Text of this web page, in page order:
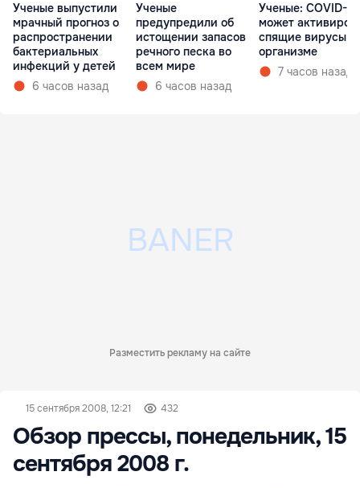
Ученые выпустили
мрачный прогноз о
распространении
бактериальных
инфекций у детей
6 часов назад
Ученые
предупредили об
истощении запасов
речного песка во
всем мире
6 часов назад
Ученые: COVID-19
может
спящие вирусы в
организме
7 часов назад
Разместить рекламу на сайте
15 сентября 2008, 12:21 432
Обзор прессы, понедельник, 15
сентября 2008 г.